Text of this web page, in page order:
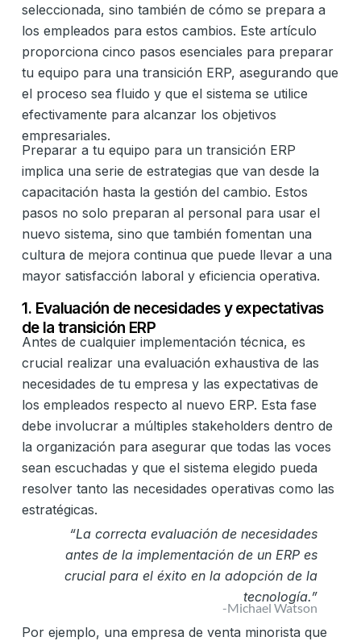
seleccionada, sino también de cómo se prepara a
los empleados para estos cambios. Este artículo
proporciona cinco pasos esenciales para preparar
tu equipo para una transición ERP, asegurando que
el proceso sea fluido y que el sistema se utilice
efectivamente para alcanzar los objetivos
empresariales.
Preparar a tu equipo para un transición ERP
implica una serie de estrategias que van desde la
capacitación hasta la gestión del cambio. Estos
pasos no solo preparan al personal para usar el
nuevo sistema, sino que también fomentan una
cultura de mejora continua que puede llevar a una
mayor satisfacción laboral y eficiencia operativa.
1. Evaluación de necesidades y expectativas
de la transición ERP
Antes de cualquier implementación técnica, es
crucial realizar una evaluación exhaustiva de las
necesidades de tu empresa y las expectativas de
los empleados respecto al nuevo ERP. Esta fase
debe involucrar a múltiples stakeholders dentro de
la organización para asegurar que todas las voces
sean escuchadas y que el sistema elegido pueda
resolver tanto las necesidades operativas como las
estratégicas.
“La correcta evaluación de necesidades
antes de la implementación de un ERP es
crucial para el éxito en la adopción de la
tecnología.”
-Michael Watson
Por ejemplo, una empresa de venta minorista que